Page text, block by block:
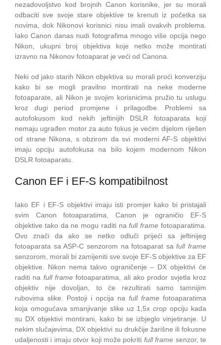
nezadovoljstvo kod brojnih Canon korisnike, jer su morali
odbaciti sve svoje stare objektive te krenuti iz početka sa
novima, dok Nikonovi korisnici nisu imali ovakvih problema.
Iako Canon danas nudi fotografima mnogo više opcija nego
Nikon, ukupni broj objektiva koje netko može montirati
izravno na Nikonov fotoaparat je veći od Canona.
Neki od jako starih Nikon objektiva su morali proći konverziju
kako bi se mogli pravilno montirati na neke moderne
fotoaparate, ali Nikon je svojim korisnicima pružio tu uslugu
kroz dugi period promjene i prilagodbe. Problemi sa
autofokusom kod nekih jeftinijih DSLR fotoaparata koji
nemaju ugrađen motor za auto fokus je većim dijelom riješen
od strane Nikona, s obzirom da svi moderni AF-S objektivi
imaju opciju autofokusa na bilo kojem modernom Nikon
DSLR fotoaparatu.
Canon EF i EF-S kompatibilnost
Iako EF i EF-S objektivi imaju isti promjer kako bi pristajali
svim Canon fotoaparatima, Canon je ograničio EF-S
objektive tako da ne mogu raditi nafull frame fotoaparatima.
Ovo znači da ako se netko odluči prijeći sa jeftinijeg
fotoaparata sa ASP-C senzorom na fotoaparat safull frame
senzorom, morali bi zamijeniti sve svoje EF-S objektive za EF
objektive. Nikon nema takvo ograničenje – DX objektivi će
raditi na full frame fotoaparatima, ali ako prodor svjetla kroz
objektiv nije dovoljan, to će rezultirati samo tamnijim
rubovima slike. Postoji i opcija na full frame fotoaparatima
koja omogućava smanjivanje slike uz 1,5xcrop opciju kada
su DX objektivi montirani, kako bi se izbjeglo vinjetiranje. U
nekim slučajevima, DX objektivi su drukčije žarišne ili fokusne
udaljenosti i imaju otvor koji može pokriti full frame senzor, te